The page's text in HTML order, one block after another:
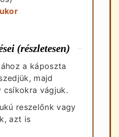
(részletesen)
a káposzta
majd
csíkokra vágjuk.
reszelőnk vagy
azt is